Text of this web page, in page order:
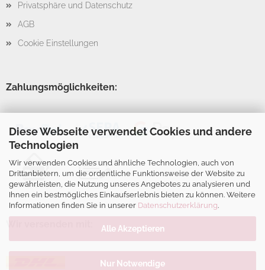
Diese Webseite verwendet Cookies und andere
Technologien
Wir verwenden Cookies und ähnliche Technologien, auch von
Drittanbietern, um die ordentliche Funktionsweise der Website zu
gewährleisten, die Nutzung unseres Angebotes zu analysieren und
Ihnen ein bestmögliches Einkaufserlebnis bieten zu können. Weitere
Informationen finden Sie in unserer Datenschutzerklärung.
Alle Akzeptieren
Nur Notwendige
Privatsphäre und Datenschutz
AGB
Cookie Einstellungen
Zahlungsmöglichkeiten: